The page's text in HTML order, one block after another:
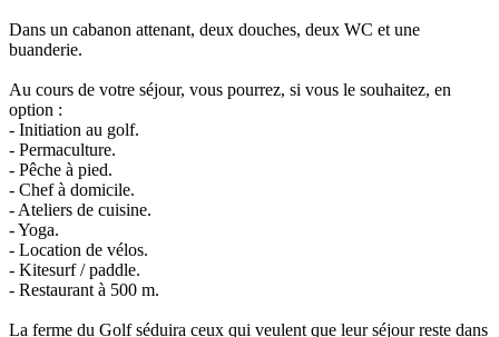
Dans un cabanon attenant, deux douches, deux WC et une
buanderie.
Au cours de votre séjour, vous pourrez, si vous le souhaitez, en
option :
- Initiation au golf.
- Permaculture.
- Pêche à pied.
- Chef à domicile.
- Ateliers de cuisine.
- Yoga.
- Location de vélos.
- Kitesurf / paddle.
- Restaurant à 500 m.
La ferme du Golf séduira ceux qui veulent que leur séjour reste dans